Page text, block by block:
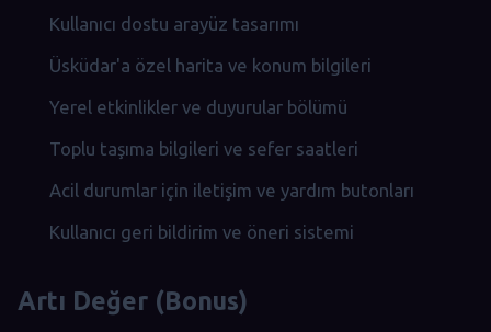
Kullanıcı dostu arayüz tasarımı
Üsküdar'a özel harita ve konum bilgileri
Yerel etkinlikler ve duyurular bölümü
Toplu taşıma bilgileri ve sefer saatleri
Acil durumlar için iletişim ve yardım butonları
Kullanıcı geri bildirim ve öneri sistemi
Artı Değer (Bonus)